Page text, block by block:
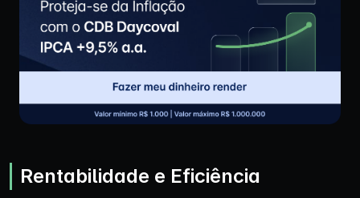
Rentabilidade e Eficiência